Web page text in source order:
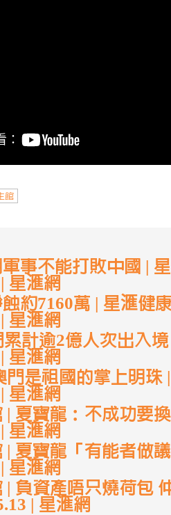
館
事不能打敗中國 |
星滙網
約7160萬 | 星滙健
星滙網
累計逾2億人次出入
星滙網
門是祖國的掌上明珠
星滙網
| 夏寶龍：不成功要
星滙網
| 夏寶龍「有能者做
星滙網
| 負資產唔只燒荷包
| 星滙網